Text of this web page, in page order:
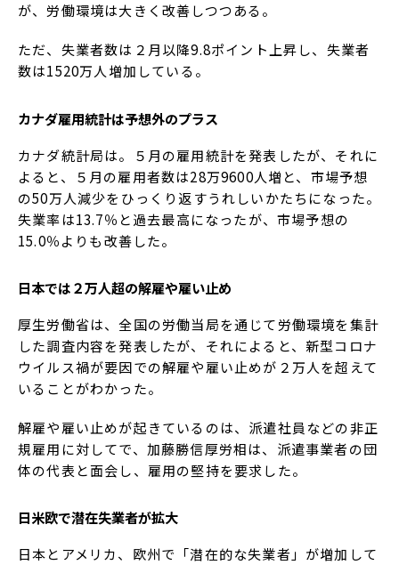
が、労働環境は大きく改善しつつある。
ただ、失業者数は２月以降9.8ポイント上昇し、失業者
数は1520万人増加している。
カナダ雇用統計は予想外のプラス
カナダ統計局は。５月の雇用統計を発表したが、それに
よると、５月の雇用者数は28万9600人増と、市場予想
の50万人減少をひっくり返すうれしいかたちになった。
失業率は13.7％と過去最高になったが、市場予想の
15.0％よりも改善した。
日本では２万人超の解雇や雇い止め
厚生労働省は、全国の労働当局を通じて労働環境を集計
した調査内容を発表したが、それによると、新型コロナ
ウイルス禍が要因での解雇や雇い止めが２万人を超えて
いることがわかった。
解雇や雇い止めが起きているのは、派遣社員などの非正
規雇用に対してで、加藤勝信厚労相は、派遣事業者の団
体の代表と面会し、雇用の堅持を要求した。
日米欧で潜在失業者が拡大
日本とアメリカ、欧州で「潜在的な失業者」が増加して